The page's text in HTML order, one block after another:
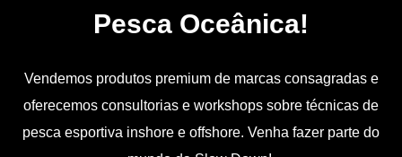
Pesca Oceânica!
Vendemos produtos premium de marcas consagradas e
oferecemos consultorias e workshops sobre técnicas de
pesca esportiva inshore e offshore. Venha fazer parte do